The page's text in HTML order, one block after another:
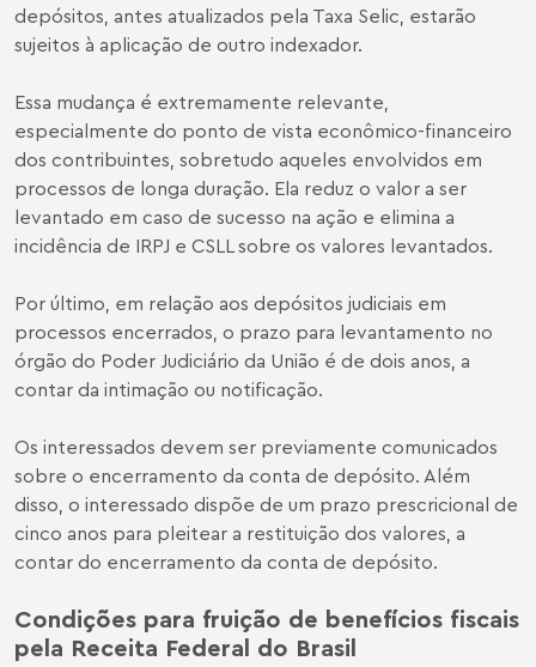
depósitos, antes atualizados pela Taxa Selic, estarão
sujeitos à aplicação de outro indexador.
Essa mudança é extremamente relevante,
especialmente do ponto de vista econômico-financeiro
dos contribuintes, sobretudo aqueles envolvidos em
processos de longa duração. Ela reduz o valor a ser
levantado em caso de sucesso na ação e elimina a
incidência de IRPJ e CSLL sobre os valores levantados.
Por último, em relação aos depósitos judiciais em
processos encerrados, o prazo para levantamento no
órgão do Poder Judiciário da União é de dois anos, a
contar da intimação ou notificação.
Os interessados devem ser previamente comunicados
sobre o encerramento da conta de depósito. Além
disso, o interessado dispõe de um prazo prescricional de
cinco anos para pleitear a restituição dos valores, a
contar do encerramento da conta de depósito.
Condições para fruição de benefícios fiscais
pela Receita Federal do Brasil